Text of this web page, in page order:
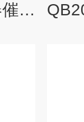
QB10N乙炔气体检测器催化燃烧式